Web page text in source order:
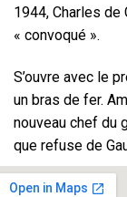
1944, Charles
« convoqué ».
S’ouvre avec le
un bras de fer.
nouveau chef du
que refuse de
Un face-à-face